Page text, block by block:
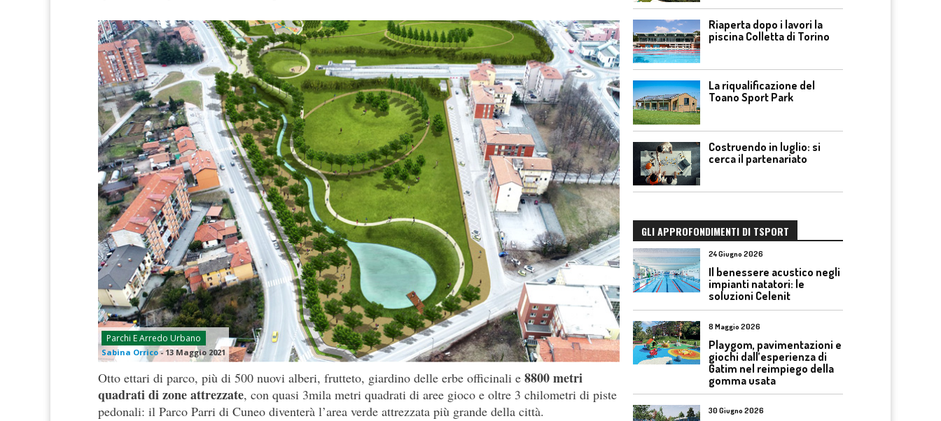
Parchi E Arredo Urbano
Sabina Orrico- 13 Maggio 2021
Otto ettari di parco, più di 500 nuovi alberi, frutteto, giardino delle erbe officinali e 8800 metri
quadrati di zone attrezzate, con quasi 3mila metri quadrati di aree gioco e oltre 3 chilometri di piste
pedonali: il Parco Parri di Cuneo diventerà l’area verde attrezzata più grande della città.
Riaperta dopo i lavori la
piscina Colletta di Torino
La riqualificazione del
Toano Sport Park
Costruendo in luglio: si
cerca il partenariato
GLI APPROFONDIMENTI DI TSPORT
24 Giugno 2026
Il benessere acustico negli
impianti natatori: le
soluzioni Celenit
8 Maggio 2026
Playgom, pavimentazioni e
giochi dall’esperienza di
Gatim nel reimpiego della
gomma usata
30 Giugno 2026